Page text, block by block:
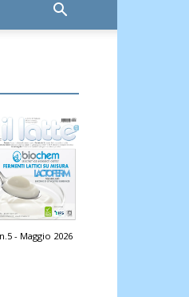
n.5 - Maggio 2026